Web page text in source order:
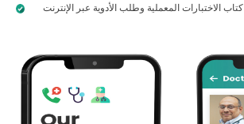
كتاب الاختبارات المعملية وطلب الأدوية عبر الإنترنت